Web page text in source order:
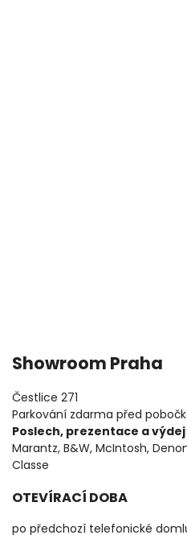
Showroom Praha
Čestlice 271
Parkování zdarma před
Poslech, prezentace a
Marantz, B&W, McIntosh,
Classe
OTEVÍRACÍ DOBA
po předchozí telefonické